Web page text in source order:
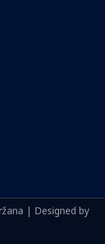
| Designed by